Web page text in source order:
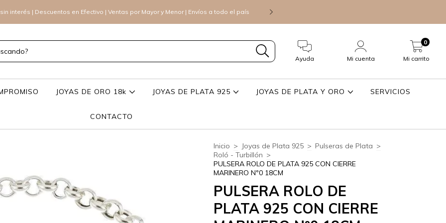
interés | Descuentos en Efectivo | Ventas por Mayor y Menor | Envíos a todo el país
Ayuda Mi cuenta Mi carrito
0
JOYAS DE ORO 18k JOYAS DE PLATA 925 JOYAS DE PLATA Y ORO SERVICIOS
CONTACTO
Inicio > Joyas de Plata 925 > Pulseras de Plata >
Roló - Turbillón >
PULSERA ROLO DE PLATA 925 CON CIERRE
MARINERO Nº0 18CM
PULSERA ROLO DE
PLATA 925 CON CIERRE